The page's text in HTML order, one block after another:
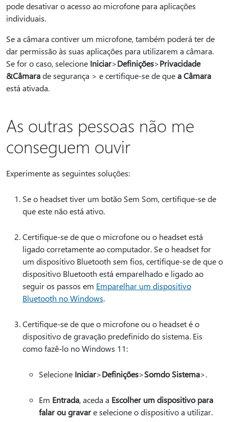
pode desativar o acesso ao microfone para aplicações
individuais.
Se a câmara contiver um microfone, também poderá ter de
dar permissão às suas aplicações para utilizarem a câmara.
Se for o caso, selecione Iniciar>Definições>Privacidade
&Câmarade segurança > e certifique-se de quea Câmara
está ativada.
As outras pessoas não me
conseguem ouvir
Experimente as seguintes soluções:
Se o headset tiver um botão Sem Som, certifique-se de
que este não está ativo.
Certifique-se de que o microfone ou o headset está
ligado corretamente ao computador. Se o headset for
um dispositivo Bluetooth sem fios, certifique-se de que o
dispositivo Bluetooth está emparelhado e ligado ao
seguir os passos em Emparelhar um dispositivo
Bluetooth no Windows.
Certifique-se de que o microfone ou o headset é o
dispositivo de gravação predefinido do sistema. Eis
como fazê-lo no Windows 11:
Selecione Iniciar>Definições>Somdo Sistema>.
Em Entrada, aceda a Escolher um dispositivo para
falar ou gravare selecione o dispositivo a utilizar.